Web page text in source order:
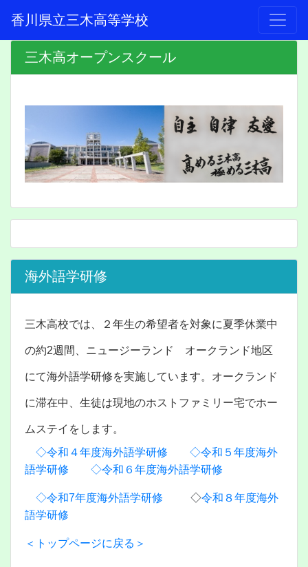
香川県立三木高等学校
三木高オープンスクール
海外語学研修
三木高校では、２年生の希望者を対象に夏季休業中
の約2週間、ニュージーランド オークランド地区
にて海外語学研修を実施しています。オークランド
に滞在中、生徒は現地のホストファミリー宅でホー
ムステイをします。
◇令和４年度海外語学研修
◇令和５年度海外
語学研修
◇令和６年度海外語学研修
◇令和7年度海外語学研修 ◇令和８年度海外
語学研修
＜トップページに戻る＞